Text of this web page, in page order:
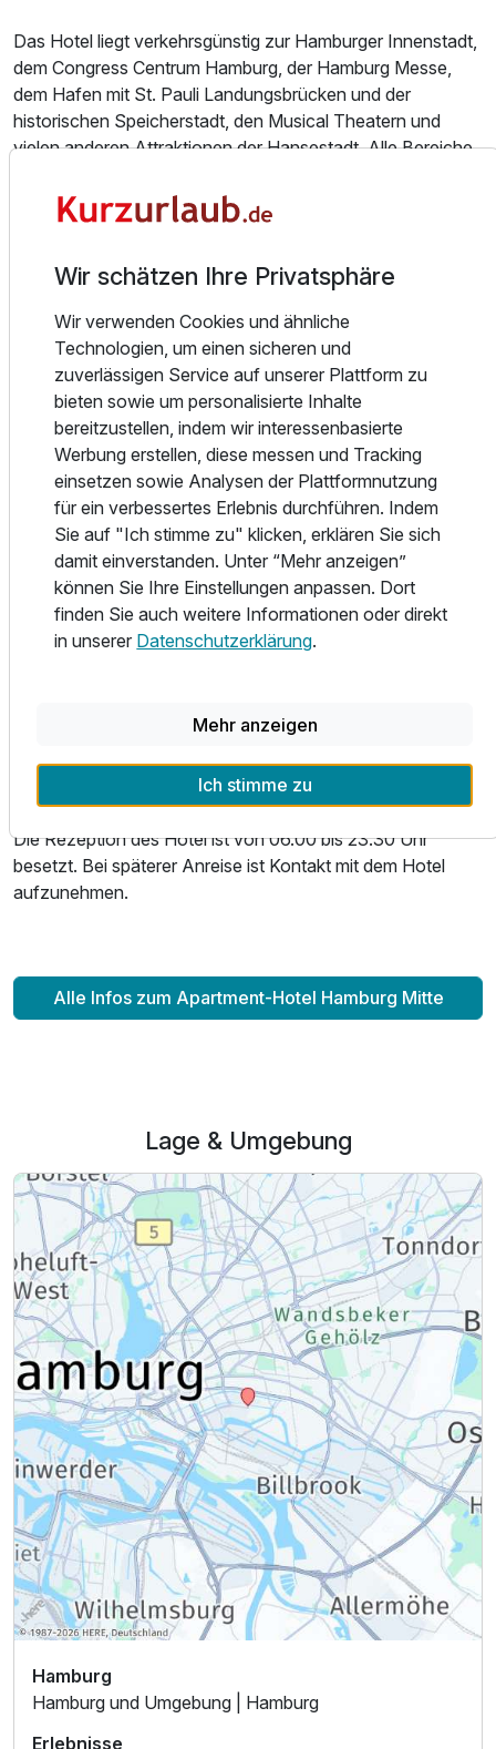
Ausstattung
Zusatznächte
Familienzimmer
2 Erwachsene und 2 Kinder
Ausstattung
Für 3 Tage
Das Hotel liegt verkehrsgünstig zur Hamburger Innenstadt,
dem Congress Centrum Hamburg, der Hamburg Messe,
dem Hafen mit St. Pauli Landungsbrücken und der
historischen Speicherstadt, den Musical Theatern und
vielen anderen Attraktionen der Hansestadt. Alle Bereiche
erreichen. Für Gäste, die mit dem PKW anreisen, steht
ausreichend Parkraum auf dem Parkdeck oder in der
ausgewogene Preis- Leistungsverhältnis und für die gute
Atmosphäre im Haus sorgen die freundlichen und Gast
orientierten Mitarbeiter. Das Hotel eignet sich sowohl für
einen Kurzaufenthalt aus geschäftlichen oder privaten
Gründen, wie für einen Langzeitaufenthalt.
Für Nichtraucher stehen 7 komplette Etagen mit insgesamt
121 Zimmern und ein Nichtraucher Frühstücksrestaurant
zur Verfügung.
Weitere Serviceleistungen: Nichtraucher Lobby Bar,
Raucher Lounge mit TV Großbildschirm, Hotel Shop,
kostenpflichtige Internet Terminals und kostenloser WLAN
Schuhputzmaschine, Wasch- und Trocknerautomaten,
Geschirr, Besteck, Gläser und Kochutensilien für die
Kitchenettes auf Anfrage und gegen Berechnung.
Die Rezeption des Hotel ist von 06.00 bis 23.30 Uhr
besetzt. Bei späterer Anreise ist Kontakt mit dem Hotel
aufzunehmen.
Alle Infos zum Apartment-Hotel Hamburg Mitte
Lage & Umgebung
Hamburg
Hamburg und Umgebung | Hamburg
Erlebnisse
Wir schätzen Ihre Privatsphäre
Wir verwenden Cookies und ähnliche
Technologien, um einen sicheren und
zuverlässigen Service auf unserer Plattform zu
bieten sowie um personalisierte Inhalte
bereitzustellen, indem wir interessenbasierte
Werbung erstellen, diese messen und Tracking
einsetzen sowie Analysen der Plattformnutzung
für ein verbessertes Erlebnis durchführen. Indem
Sie auf "Ich stimme zu" klicken, erklären Sie sich
damit einverstanden. Unter “Mehr anzeigen”
können Sie Ihre Einstellungen anpassen. Dort
finden Sie auch weitere Informationen oder direkt
in unserer Datenschutzerklärung.
Mehr anzeigen
Ich stimme zu